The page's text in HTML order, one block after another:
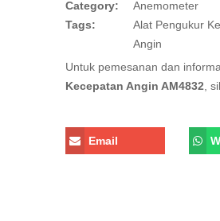
Category:
Anemometer
Tags:
Alat Pengukur
Angin
Untuk pemesanan dan
Kecepatan Angin AM4832 ,
Email